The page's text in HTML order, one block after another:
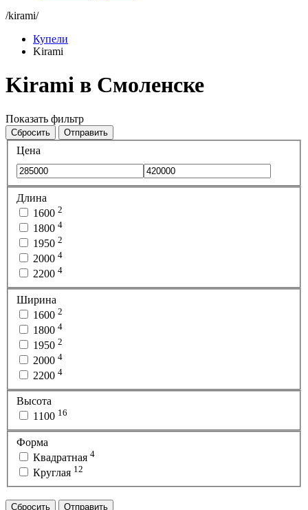
/kirami/
Купели
Kirami
Kirami в Смоленске
Показать фильтр
Сбросить Отправить
Цена
Длина
1600 2
1800 4
1950 2
2000 4
2200 4
Ширина
1600 2
1800 4
1950 2
2000 4
2200 4
Высота
1100 16
Форма
Квадратная 4
Круглая 12
Сбросить Отправить